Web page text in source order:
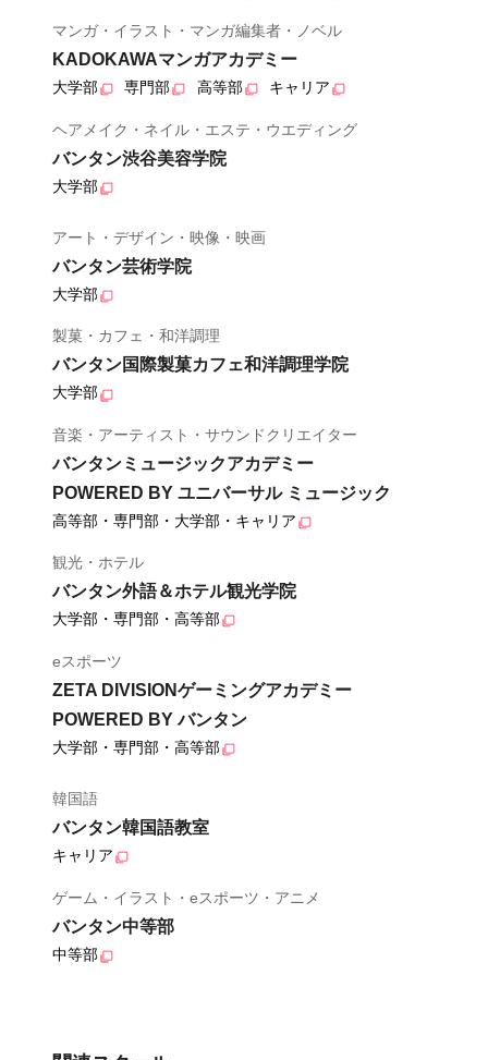
マンガ・イラスト・マンガ編集者・ノベル
KADOKAWAマンガアカデミー
大学部 専門部 高等部 キャリア
ヘアメイク・ネイル・エステ・ウエディング
バンタン渋谷美容学院
大学部
アート・デザイン・映像・映画
バンタン芸術学院
大学部
製菓・カフェ・和洋調理
バンタン国際製菓カフェ和洋調理学院
大学部
音楽・アーティスト・サウンドクリエイター
バンタンミュージックアカデミー
POWERED BY ユニバーサル ミュージック
高等部・専門部・大学部・キャリア
観光・ホテル
バンタン外語＆ホテル観光学院
大学部・専門部・高等部
eスポーツ
ZETA DIVISIONゲーミングアカデミー
POWERED BY バンタン
大学部・専門部・高等部
韓国語
バンタン韓国語教室
キャリア
ゲーム・イラスト・eスポーツ・アニメ
バンタン中等部
中等部